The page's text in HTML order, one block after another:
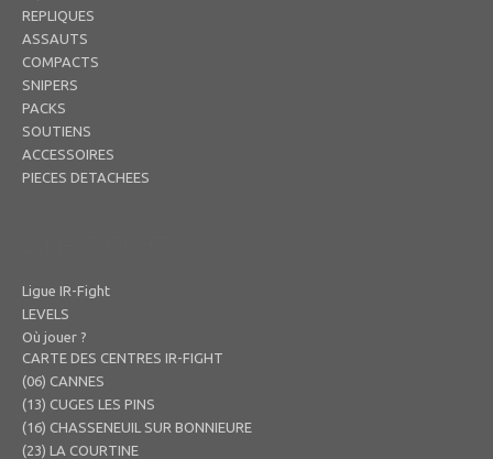
REPLIQUES
ASSAUTS
COMPACTS
SNIPERS
PACKS
SOUTIENS
ACCESSOIRES
PIECES DETACHEES
Ligue IR-Fight
LEVELS
Où jouer ?
CARTE DES CENTRES IR-FIGHT
(06) CANNES
(13) CUGES LES PINS
(16) CHASSENEUIL SUR BONNIEURE
(23) LA COURTINE